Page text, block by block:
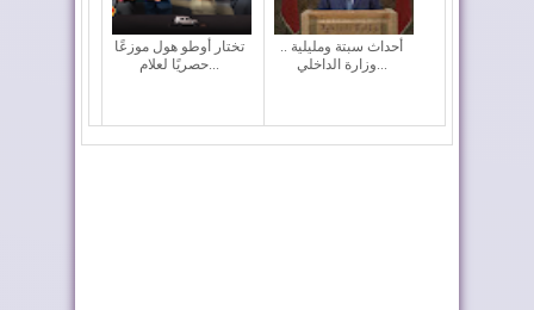
تختار أوطو هول موزعًا
حصريًا لعلام...
أحداث سبتة ومليلية ..
وزارة الداخلي...